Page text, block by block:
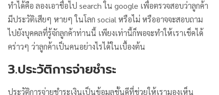
ทำได้คือ ลองเอาชื่อไป search ใน google เพื่อตรวจสอบว่าลูกค้า
มีประวัติเสียๆ หายๆ ในโลก social หรือไม่ หรืออาจจะสอบถาม
ไปยังบุคคลที่รู้จักลูกค้าท่านนี้ เพียงเท่านี้ก็พอจะทำให้เราเช็คได้
คร่าวๆ ว่าลูกค้าเป็นคนอย่างไรได้ในเบื้องต้น
3.ประวัติการจ่ายชำระ
ประวัติการจ่ายชำระเงินเป็นข้อมูลชั้นดีที่ช่วยให้เรามองเห็น